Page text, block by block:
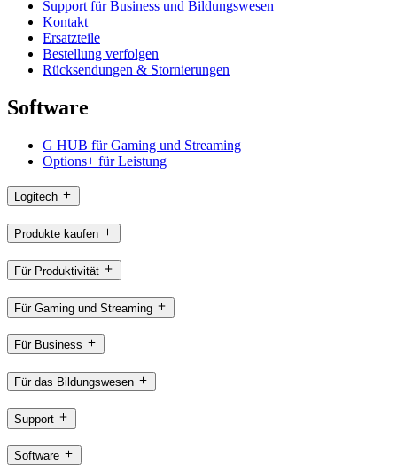
Support für Business und Bildungswesen
Kontakt
Ersatzteile
Bestellung verfolgen
Rücksendungen & Stornierungen
Software
G HUB für Gaming und Streaming
Options+ für Leistung
Logitech
Produkte kaufen
Für Produktivität
Für Gaming und Streaming
Für Business
Für das Bildungswesen
Support
Software